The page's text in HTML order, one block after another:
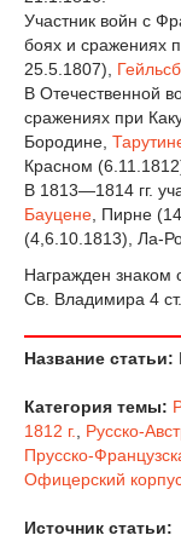
Участник войн с
боях и сражениях
25.5.1807),
В Отечественной
сражениях при
Бородине,
Красном
В 1813—1814 гг.
Бауцене , Пирне
(4,6.10.1813), Ла-
Награжден
Св. Владимира 4
Название статьи:
Категория темы:
1812 г.
Русско-
Прусско-
Офицерский
Источник статьи: